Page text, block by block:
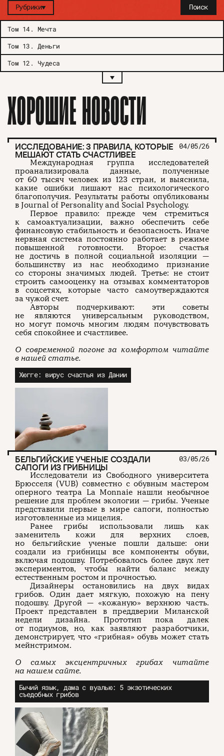
Поиск
Рубрики
Том 14.
Мечта
Том 13 . Деньги
Том 12 . Чудеса
ХОРОШИЕ НОВОСТИ
ИССЛЕДОВАНИЕ: 3 ПРАВИЛА, КОТОРЫЕ
МЕШАЮТ СТАТЬ СЧАСТЛИВЕЕ
04/05/26
Международная группа исследователей
проанализировала данные, полученные
от 60 тысяч человек из 123 стран, и выяснила,
какие ошибки лишают нас психологического
благополучия. Результаты работы опубликованы
в Journal of Personality and Social Psychology.
Первое правило: прежде чем стремиться
к самоактуализации, важно обеспечить себе
финансовую стабильность и безопасность. Иначе
нервная система постоянно работает в режиме
повышенной готовности. Второе: счастья
не достичь в полной социальной изоляции —
большинству из нас необходимо признание
со стороны значимых людей. Третье: не стоит
строить самооценку на отзывах комментаторов
в соцсетях, которые часто самоутверждаются
за чужой счет.
Авторы подчеркивают: эти советы
не являются универсальным руководством,
но могут помочь многим людям почувствовать
себя спокойнее и счастливее.
О современной погоне за комфортом читайте
в нашей статье.
Хюгге: вирус счастья из Дании
БЕЛЬГИЙСКИЕ УЧЕНЫЕ СОЗДАЛИ
САПОГИ ИЗ ГРИБНИЦЫ
03/05/26
Исследователи из Свободного университета
Брюсселя (VUB) совместно с обувным мастером
оперного театра La Monnaie нашли необычное
решение для проблем экологии — грибы. Ученые
представили первые в мире сапоги, полностью
изготовленные из мицелия.
Ранее грибы использовали лишь как
заменитель кожи для верхних слоев,
но бельгийские ученые пошли дальше: они
создали из грибницы все компоненты обуви,
включая подошву. Потребовалось более двух лет
экспериментов, чтобы найти баланс между
естественным ростом и прочностью.
Дизайнеры остановились на двух видах
грибов. Один дает мягкую, похожую на пену
подошву. Другой — «кожаную» верхнюю часть.
Проект представлен в преддверии Миланской
недели дизайна. Прототип пока далек
от подиумов, но, как заявляют разработчики,
демонстрирует, что «грибная» обувь может стать
мейнстримом.
О самых эксцентричных грибах читайте
на нашем сайте.
Бычий язык, дама с вуалью: 5 экзотических
съедобных грибов